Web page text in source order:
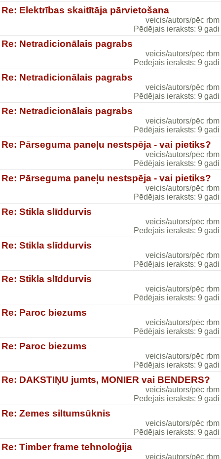
Re: Elektrības skaitītāja pārvietošana
veicis/autors/pēc rbm
Pēdējais ieraksts: 9 gadi
Re: Netradicionālais pagrabs
veicis/autors/pēc rbm
Pēdējais ieraksts: 9 gadi
Re: Netradicionālais pagrabs
veicis/autors/pēc rbm
Pēdējais ieraksts: 9 gadi
Re: Netradicionālais pagrabs
veicis/autors/pēc rbm
Pēdējais ieraksts: 9 gadi
Re: Pārseguma paneļu nestspēja - vai pietiks?
veicis/autors/pēc rbm
Pēdējais ieraksts: 9 gadi
Re: Pārseguma paneļu nestspēja - vai pietiks?
veicis/autors/pēc rbm
Pēdējais ieraksts: 9 gadi
Re: Stikla slīddurvis
veicis/autors/pēc rbm
Pēdējais ieraksts: 9 gadi
Re: Stikla slīddurvis
veicis/autors/pēc rbm
Pēdējais ieraksts: 9 gadi
Re: Stikla slīddurvis
veicis/autors/pēc rbm
Pēdējais ieraksts: 9 gadi
Re: Paroc biezums
veicis/autors/pēc rbm
Pēdējais ieraksts: 9 gadi
Re: Paroc biezums
veicis/autors/pēc rbm
Pēdējais ieraksts: 9 gadi
Re: DAKSTIŅU jumts, MONIER vai BENDERS?
veicis/autors/pēc rbm
Pēdējais ieraksts: 9 gadi
Re: Zemes siltumsūknis
veicis/autors/pēc rbm
Pēdējais ieraksts: 9 gadi
Re: Timber frame tehnoloģija
veicis/autors/pēc rbm